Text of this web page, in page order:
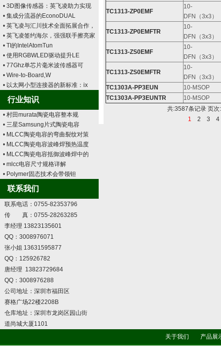
• 3D图像传感器：英飞凌助力实现
• 集成分流器的EconoDUAL
• 英飞凌与汇川技术全面拓展合作，
• 英飞凌签约海尔，强强联手擦亮家
• TI的IntelAtomTun
• 使用RGBWLED驱动提升LE
• 77Ghz单芯片毫米波传感器可
• Wire-to-Board,W
• 以太网小型连接器的新标准：ix
行业知识
• 村田murata陶瓷电容整本规
• 三星Samsung片式陶瓷电容
• MLCC陶瓷电容的弯曲裂纹对策
• MLCC陶瓷电容波峰焊预热温度
• MLCC陶瓷电容抵御波峰焊中的
• mlcc电容尺寸规格详解
• Polymer固态技术会带领钽
联系我们
联系电话：0755-82353796
传 真：0755-28263285
李经理 13823135601
QQ：3008976071
张小姐 13631595877
QQ：125926782
唐经理 13823729684
QQ：3008976288
公司地址：深圳市福田区
赛格广场22楼2208B
仓库地址：深圳市龙岗区园山街
道尚城大厦1101
TC1313-ZP0EMF
10-
DFN（3x3）
TC1313-ZP0EMFTR
10-
DFN（3x3）
TC1313-ZS0EMF
10-
DFN（3x3）
TC1313-ZS0EMFTR
10-
DFN（3x3）
TC1303A-PP3EUN
10-MSOP
TC1303A-PP3EUNTR
10-MSOP
共:3587条记录 页
1
2 3 4
关于我们 产品展